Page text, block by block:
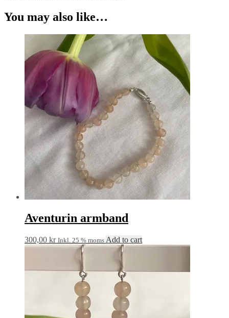
You may also like…
Aventurin armband
300,00 kr Inkl. 25 % moms Add to cart